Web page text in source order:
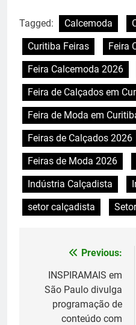
Tagged: Calcemoda
Curitiba Feiras
Feira
Feira Calcemoda 2026
Feira de Calçados em
Feira de Moda em
Feiras de Calçados 2026
Feiras de Moda 2026
Indústria Calçadista
setor calçadista
Navegação
Post
Previous:
INSPIRAMAIS em
São Paulo divulga
programação de
conteúdo com